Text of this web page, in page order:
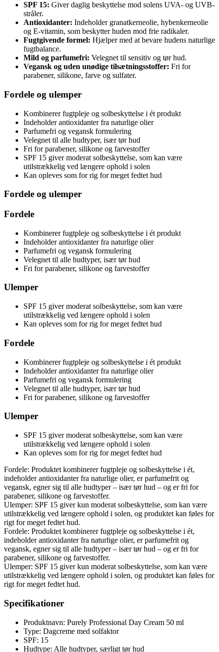
SPF 15: Giver daglig beskyttelse mod solens UVA- og UVB-
stråler.
Antioxidanter: Indeholder granatkerneolie, hybenkerneolie
og E-vitamin, som beskytter huden mod frie radikaler.
Fugtgivende formel: Hjælper med at bevare hudens naturlige
fugtbalance.
Mild og parfumefri: Velegnet til sensitiv og tør hud.
Vegansk og uden unødige tilsætningsstoffer: Fri for
parabener, silikone, farve og sulfater.
Fordele og ulemper
Kombinerer fugtpleje og solbeskyttelse i ét produkt
Indeholder antioxidanter fra naturlige olier
Parfumefri og vegansk formulering
Velegnet til alle hudtyper, især tør hud
Fri for parabener, silikone og farvestoffer
SPF 15 giver moderat solbeskyttelse, som kan være
utilstrækkelig ved længere ophold i solen
Kan opleves som for rig for meget fedtet hud
Fordele og ulemper
Fordele
Kombinerer fugtpleje og solbeskyttelse i ét produkt
Indeholder antioxidanter fra naturlige olier
Parfumefri og vegansk formulering
Velegnet til alle hudtyper, især tør hud
Fri for parabener, silikone og farvestoffer
Ulemper
SPF 15 giver moderat solbeskyttelse, som kan være
utilstrækkelig ved længere ophold i solen
Kan opleves som for rig for meget fedtet hud
Fordele
Kombinerer fugtpleje og solbeskyttelse i ét produkt
Indeholder antioxidanter fra naturlige olier
Parfumefri og vegansk formulering
Velegnet til alle hudtyper, især tør hud
Fri for parabener, silikone og farvestoffer
Ulemper
SPF 15 giver moderat solbeskyttelse, som kan være
utilstrækkelig ved længere ophold i solen
Kan opleves som for rig for meget fedtet hud
Fordele: Produktet kombinerer fugtpleje og solbeskyttelse i ét,
indeholder antioxidanter fra naturlige olier, er parfumefrit og
vegansk, egner sig til alle hudtyper – især tør hud – og er fri for
parabener, silikone og farvestoffer.
Ulemper: SPF 15 giver kun moderat solbeskyttelse, som kan være
utilstrækkelig ved længere ophold i solen, og produktet kan føles for
rigt for meget fedtet hud.
Fordele: Produktet kombinerer fugtpleje og solbeskyttelse i ét,
indeholder antioxidanter fra naturlige olier, er parfumefrit og
vegansk, egner sig til alle hudtyper – især tør hud – og er fri for
parabener, silikone og farvestoffer.
Ulemper: SPF 15 giver kun moderat solbeskyttelse, som kan være
utilstrækkelig ved længere ophold i solen, og produktet kan føles for
rigt for meget fedtet hud.
Specifikationer
Produktnavn: Purely Professional Day Cream 50 ml
Type: Dagcreme med solfaktor
SPF: 15
Hudtype: Alle hudtyper, særligt tør hud